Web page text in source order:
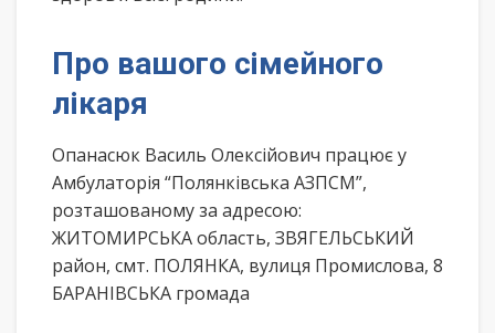
Про вашого сімейного
лікаря
Опанасюк Василь Олексійович працює у
Амбулаторія “Полянківська АЗПСМ”,
розташованому за адресою:
ЖИТОМИРСЬКА область, ЗВЯГЕЛЬСЬКИЙ
район, смт. ПОЛЯНКА, вулиця Промислова, 8
БАРАНІВСЬКА громада